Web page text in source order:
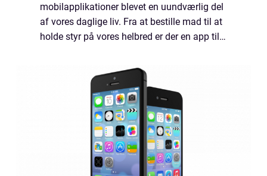
mobilapplikationer blevet en uundværlig del
af vores daglige liv. Fra at bestille mad til at
holde styr på vores helbred er der en app til
ønsker at lære mere om ...